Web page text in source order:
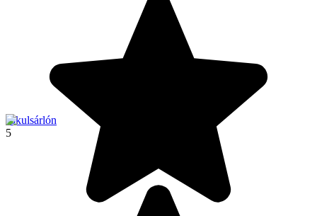
Jökulsárlón
5